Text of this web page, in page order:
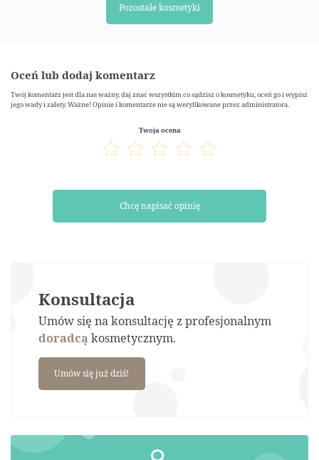
Pozostałe kosmetyki
Oceń lub dodaj komentarz
Twój komentarz jest dla nas ważny, daj znać wszystkim co sądzisz o kosmetyku, oceń go i wypisz
jego wady i zalety. Ważne! Opinie i komentarze nie są weryfikowane przez administratora.
Twoja ocena
Chcę napisać opinię
Konsultacja
Umów się na konsultację z profesjonalnym
doradcąkosmetycznym.
Umów się już dziś!